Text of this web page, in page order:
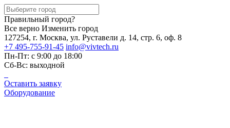
Правильный город?
Все верно Изменить город
127254, г. Москва, ул. Руставели д. 14, стр. 6, оф. 8
+7 495-755-91-45 info@vivtech.ru
Пн-Пт: с 9:00 до 18:00
Сб-Вс: выходной
Оставить заявку
Оборудование